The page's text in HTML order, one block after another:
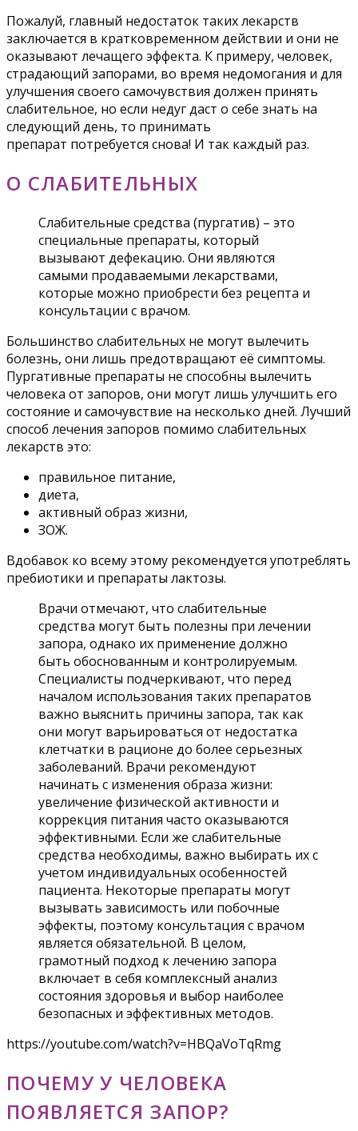
Пожалуй, главный недостаток таких лекарств
заключается в кратковременном действии и они не
оказывают лечащего эффекта. К примеру, человек,
страдающий запорами, во время недомогания и для
улучшения своего самочувствия должен принять
слабительное, но если недуг даст о себе знать на
следующий день, то принимать
препарат потребуется снова! И так каждый раз.
О СЛАБИТЕЛЬНЫХ
Слабительные средства (пургатив) – это
специальные препараты, который
вызывают дефекацию. Они являются
самыми продаваемыми лекарствами,
которые можно приобрести без рецепта и
консультации с врачом.
Большинство слабительных не могут вылечить
болезнь, они лишь предотвращают её симптомы.
Пургативные препараты не способны вылечить
человека от запоров, они могут лишь улучшить его
состояние и самочувствие на несколько дней. Лучший
способ лечения запоров помимо слабительных
лекарств это:
правильное питание,
диета,
активный образ жизни,
ЗОЖ.
Вдобавок ко всему этому рекомендуется употреблять
пребиотики и препараты лактозы.
Врачи отмечают, что слабительные
средства могут быть полезны при лечении
запора, однако их применение должно
быть обоснованным и контролируемым.
Специалисты подчеркивают, что перед
началом использования таких препаратов
важно выяснить причины запора, так как
они могут варьироваться от недостатка
клетчатки в рационе до более серьезных
заболеваний. Врачи рекомендуют
начинать с изменения образа жизни:
увеличение физической активности и
коррекция питания часто оказываются
эффективными. Если же слабительные
средства необходимы, важно выбирать их с
учетом индивидуальных особенностей
пациента. Некоторые препараты могут
вызывать зависимость или побочные
эффекты, поэтому консультация с врачом
является обязательной. В целом,
грамотный подход к лечению запора
включает в себя комплексный анализ
состояния здоровья и выбор наиболее
безопасных и эффективных методов.
https://youtube.com/watch?v=HBQaVoTqRmg
ПОЧЕМУ У ЧЕЛОВЕКА
ПОЯВЛЯЕТСЯ ЗАПОР?